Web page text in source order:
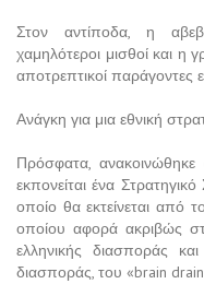
Στον αντίποδα, η
χαμηλότεροι μισθοί και η
αποτρεπτικοί παράγοντες
Ανάγκη για μια εθνική
Πρόσφατα, ανακοινώθηκε
εκπονείται ένα
οποίο θα εκτείνεται από
οποίου αφορά ακριβώς
ελληνικής διασποράς
διασποράς, του «brain